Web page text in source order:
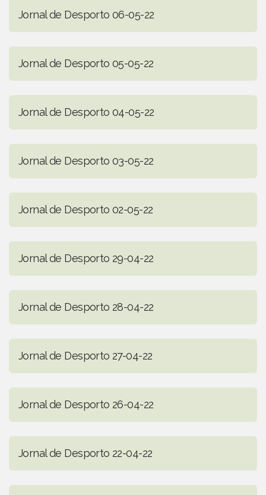
Jornal de Desporto 06-05-22
Jornal de Desporto 05-05-22
Jornal de Desporto 04-05-22
Jornal de Desporto 03-05-22
Jornal de Desporto 02-05-22
Jornal de Desporto 29-04-22
Jornal de Desporto 28-04-22
Jornal de Desporto 27-04-22
Jornal de Desporto 26-04-22
Jornal de Desporto 22-04-22